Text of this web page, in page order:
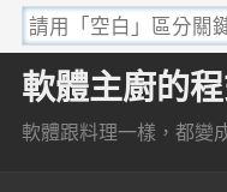
軟體主廚的
軟體跟料理一樣，都變